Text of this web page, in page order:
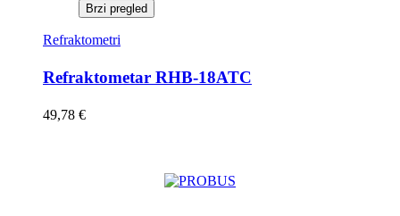
Brzi pregled
Refraktometri
Refraktometar RHB-18ATC
49,78 €